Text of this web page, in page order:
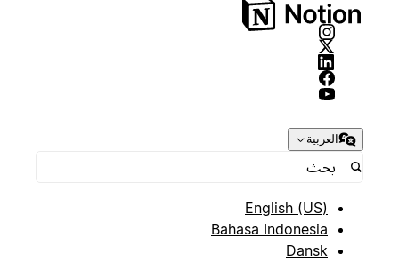
العربية
English (US)
Bahasa Indonesia
Dansk